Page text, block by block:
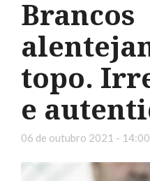
Brancos
topo.
e
06 de outubro 2021 - 14:00